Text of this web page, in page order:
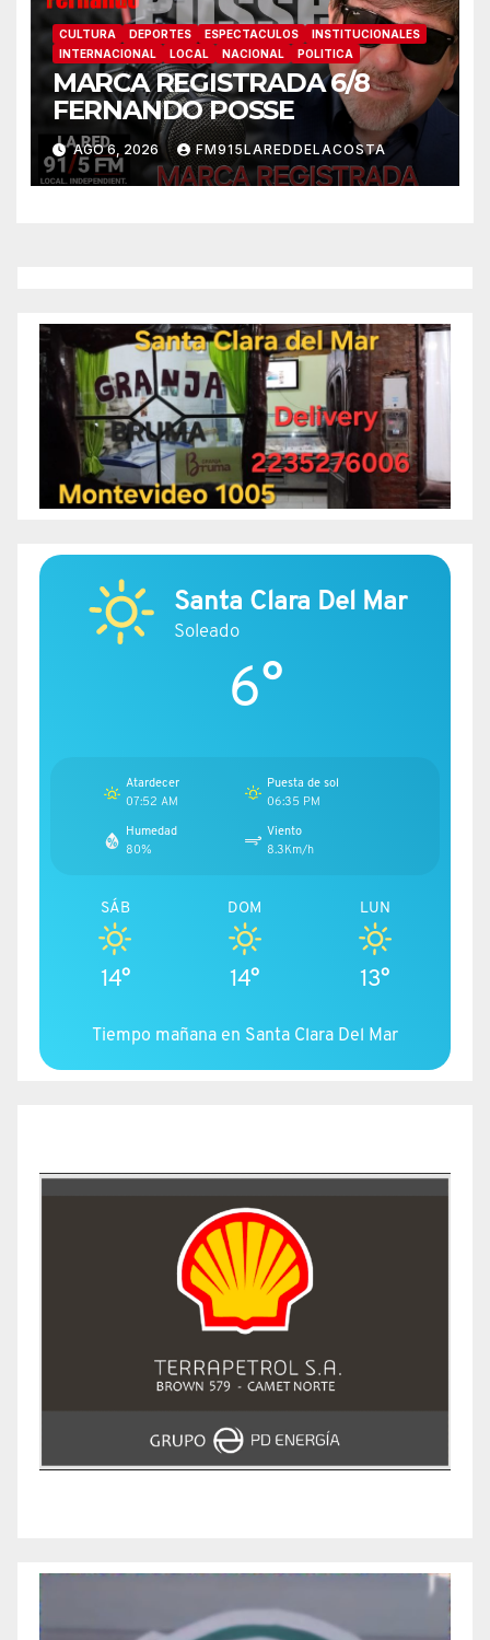
CULTURA DEPORTES ESPECTACULOS
INSTITUCIONALES
INTERNACIONAL
LOCAL NACIONAL POLITICA
MARCA REGISTRADA 6/8
FERNANDO POSSE
AGO 6, 2026 FM915LAREDDELACOSTA
Santa Clara Del Mar
Soleado
6°
Atardecer
07:52 AM
Puesta de sol
06:35 PM
Humedad
80%
Viento
8.3Km/h
SÁB
14°
DOM
14°
LUN
13°
Tiempo mañana en Santa Clara Del Mar